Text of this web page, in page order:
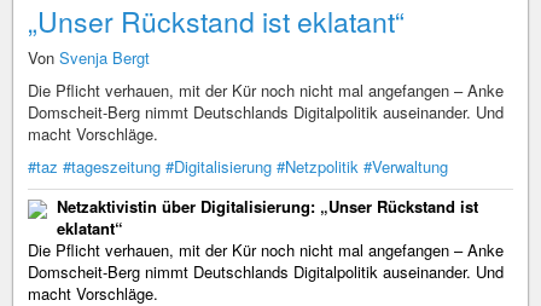
„Unser Rückstand ist eklatant“
Von Svenja Bergt
Die Pflicht verhauen, mit der Kür noch nicht mal angefangen – Anke
Domscheit-Berg nimmt Deutschlands Digitalpolitik auseinander. Und
macht Vorschläge.
#taz #tageszeitung #Digitalisierung #Netzpolitik #Verwaltung
Netzaktivistin über Digitalisierung: „Unser Rückstand ist
eklatant“
Die Pflicht verhauen, mit der Kür noch nicht mal angefangen – Anke
Domscheit-Berg nimmt Deutschlands Digitalpolitik auseinander. Und
macht Vorschläge.